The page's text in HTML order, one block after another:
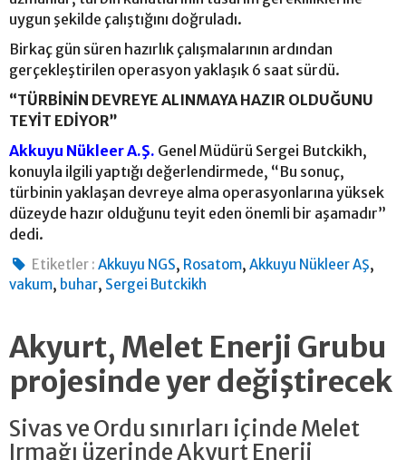
uygun şekilde çalıştığını doğruladı.
Birkaç gün süren hazırlık çalışmalarının ardından
gerçekleştirilen operasyon yaklaşık 6 saat sürdü.
“TÜRBİNİN DEVREYE ALINMAYA HAZIR OLDUĞUNU
TEYİT EDİYOR”
Akkuyu Nükleer A.Ş. Genel Müdürü Sergei Butckikh,
konuyla ilgili yaptığı değerlendirmede, “Bu sonuç,
türbinin yaklaşan devreye alma operasyonlarına yüksek
düzeyde hazır olduğunu teyit eden önemli bir aşamadır”
dedi.
Etiketler : Akkuyu NGS, Rosatom,Akkuyu Nükleer AŞ,
vakum, buhar, Sergei Butckikh
Akyurt, Melet Enerji Grubu
projesinde yer değiştirecek
Sivas ve Ordu sınırları içinde Melet
Irmağı üzerinde Akyurt Enerji